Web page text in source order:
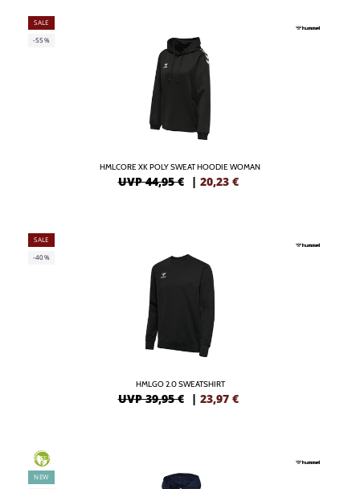
SALE
-55%
HMLCORE XK POLY SWEAT HOODIE WOMAN
UVP 44,95 € | 20,23 €
SALE
-40%
HMLGO 2.0 SWEATSHIRT
UVP 39,95 € | 23,97 €
GREEN
NEW